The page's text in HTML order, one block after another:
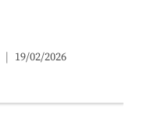
19/02/2026